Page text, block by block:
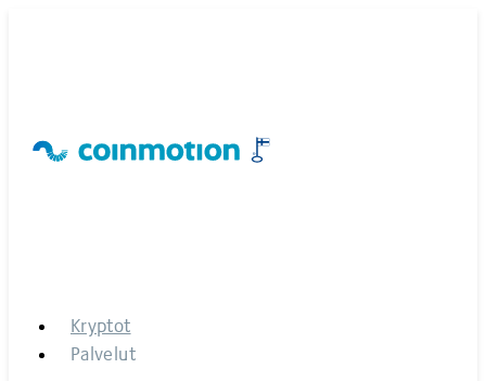
Kryptot
Palvelut